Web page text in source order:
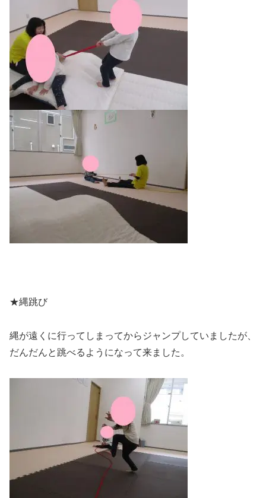
★縄跳び
縄が遠くに行ってしまってからジャンプしていましたが、
だんだんと跳べるようになって来ました。